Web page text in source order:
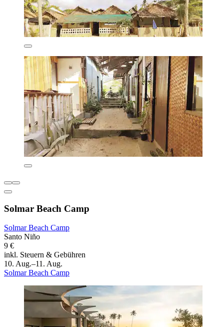
Solmar Beach Camp
Solmar Beach Camp
Santo Niño
9 €
inkl. Steuern & Gebühren
10. Aug.–11. Aug.
Solmar Beach Camp